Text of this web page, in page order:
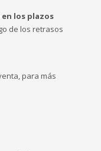
en los plazos
de los retrasos
para más